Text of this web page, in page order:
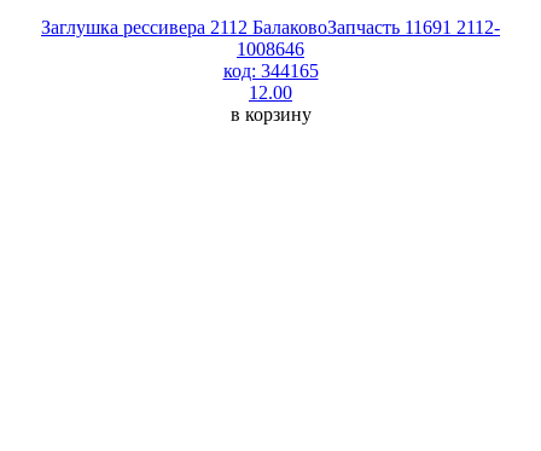
Заглушка рессивера 2112 БалаковоЗапчасть 11691 2112-
1008646
код: 344165
12.00
в корзину